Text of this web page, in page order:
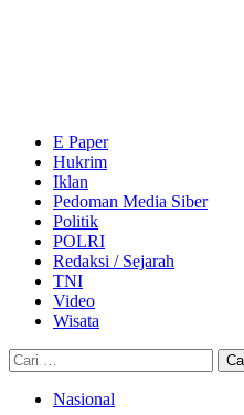
E Paper
Hukrim
Iklan
Pedoman Media Siber
Politik
POLRI
Redaksi / Sejarah
TNI
Video
Wisata
Cari
untuk:
Nasional